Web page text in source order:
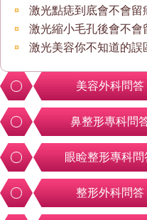
激光點痣到底會不會留
激光縮小毛孔後會不會
激光美容你不知道的誤
美容外科問答
鼻整形專科問
眼睑整形專科問
整形外科問答